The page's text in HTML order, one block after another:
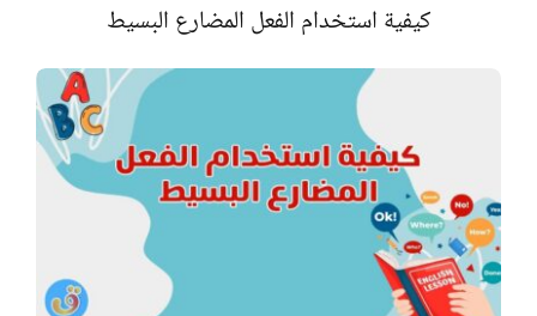
المرحلة الثالثة
المواد
كيفية استخدام الفعل المضارع البسيط